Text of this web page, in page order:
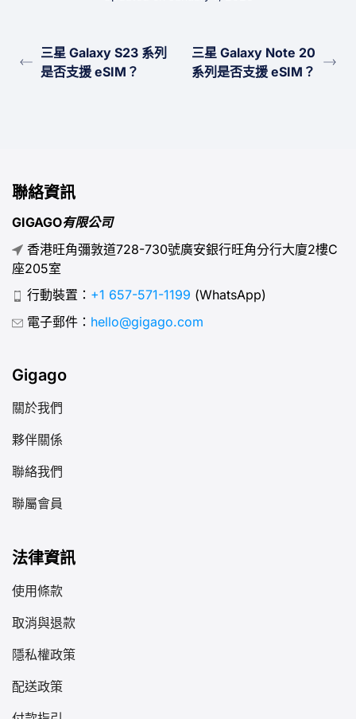
三星 Galaxy S23 系列
是否支援 eSIM？
三星 Galaxy Note 20
系列是否支援 eSIM？
聯絡資訊
GIGAGO有限公司
香港旺角彌敦道728-730號廣安銀行旺角分行大廈2樓C
座205室
行動裝置： +1 657-571-1199 (WhatsApp)
電子郵件： hello@gigago.com
Gigago
關於我們
夥伴關係
聯絡我們
聯屬會員
法律資訊
使用條款
取消與退款
隱私權政策
配送政策